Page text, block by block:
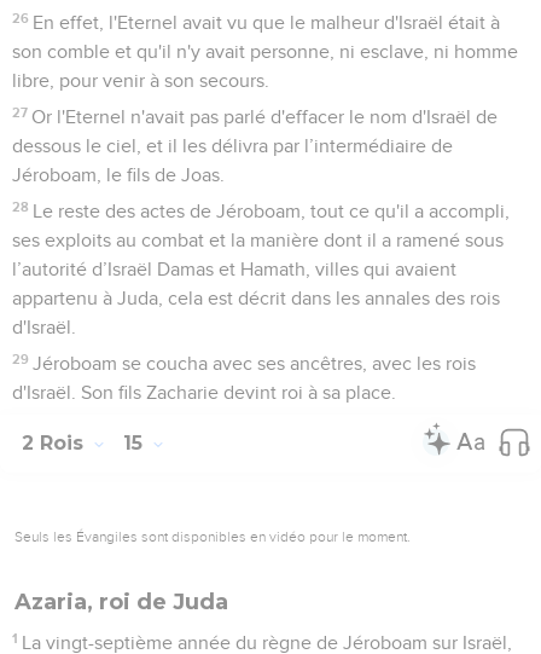
26 En effet, l'Eternel avait vu que le malheur d'Israël était à
son comble et qu'il n'y avait personne, ni esclave, ni homme
libre, pour venir à son secours.
27 Or l'Eternel n'avait pas parlé d'effacer le nom d'Israël de
dessous le ciel, et il les délivra par l’intermédiaire de
Jéroboam, le fils de Joas.
28 Le reste des actes de Jéroboam, tout ce qu'il a accompli,
ses exploits au combat et la manière dont il a ramené sous
l’autorité d’Israël Damas et Hamath, villes qui avaient
appartenu à Juda, cela est décrit dans les annales des rois
d'Israël.
29 Jéroboam se coucha avec ses ancêtres, avec les rois
d'Israël. Son fils Zacharie devint roi à sa place.
2 Rois 15
Seuls les Évangiles sont disponibles en vidéo pour le moment.
Azaria, roi de Juda
1 La vingt-septième année du règne de Jéroboam sur Israël,